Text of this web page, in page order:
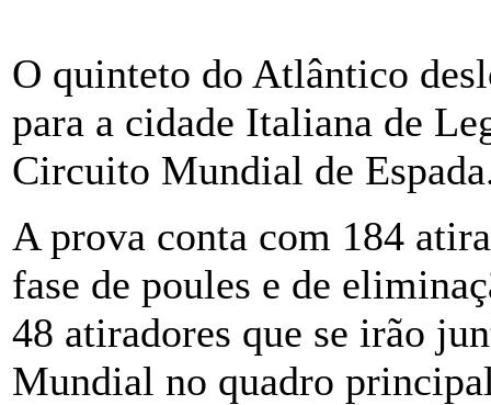
O quinteto do Atlântico
para a cidade Italiana de
Circuito Mundial de
A prova conta com 184
fase de poules e de
48 atiradores que se irão
Mundial no quadro